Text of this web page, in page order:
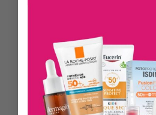
BENEFICIOS
Atophen Riche está especialmente
nutrir, hidratar y calmar la
desvitalizadas. Su textura rica y
instantáneamente la piel
luminosidad. Posee
barrera natural de la piel
hidratación a partir de su